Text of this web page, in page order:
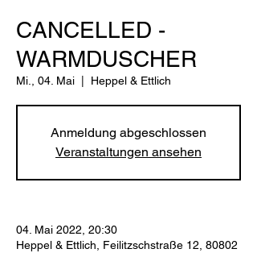
CANCELLED -
WARMDUSCHER
Mi., 04. Mai Heppel & Ettlich
Anmeldung abgeschlossen
Veranstaltungen ansehen
04. Mai 2022, 20:30
Heppel & Ettlich, Feilitzschstraße 12, 80802